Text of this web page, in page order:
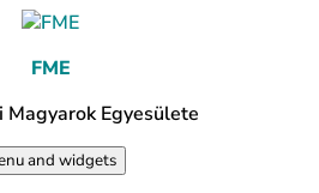
FME
Magyarok Egyesülete
and widgets